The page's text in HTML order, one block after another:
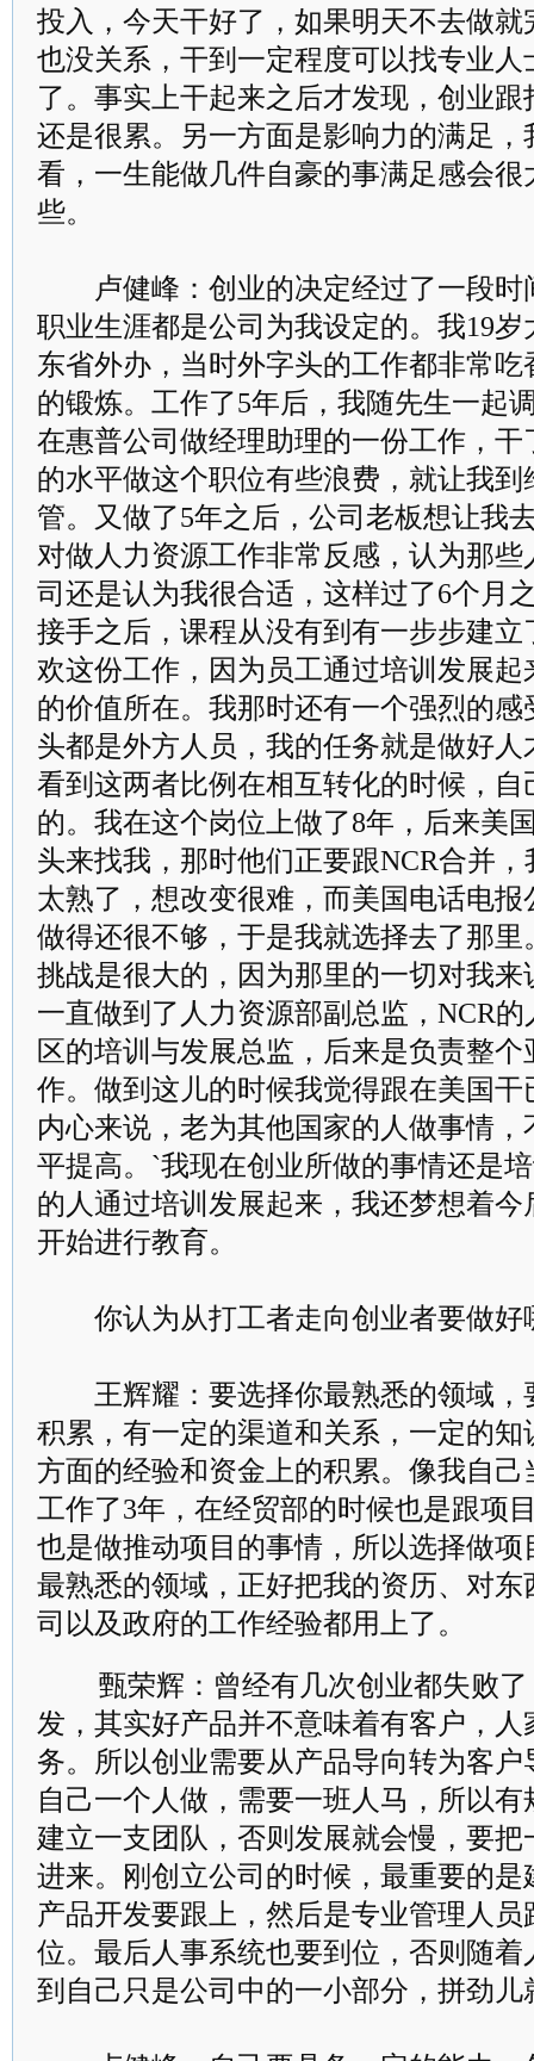
投入，今天干好了，如果明天不去做
也没关系，干到一定程度可以找专业
了。事实上干起来之后才发现，创业
还是很累。另一方面是影响力的满足
看，一生能做几件自豪的事满足感会
些。
卢健峰：创业的决定经过了一段时
职业生涯都是公司为我设定的。我19
东省外办，当时外字头的工作都非常
的锻炼。工作了5年后，我随先生一起
在惠普公司做经理助理的一份工作，
的水平做这个职位有些浪费，就让我
管。又做了5年之后，公司老板想让我
对做人力资源工作非常反感，认为那
司还是认为我很合适，这样过了6个月
接手之后，课程从没有到有一步步建
欢这份工作，因为员工通过培训发展
的价值所在。我那时还有一个强烈的
头都是外方人员，我的任务就是做好
看到这两者比例在相互转化的时候，
的。我在这个岗位上做了8年，后来美
头来找我，那时他们正要跟NCR合并
太熟了，想改变很难，而美国电话电
做得还很不够，于是我就选择去了那
挑战是很大的，因为那里的一切对我
一直做到了人力资源部副总监，NCR
区的培训与发展总监，后来是负责整
作。做到这儿的时候我觉得跟在美国
内心来说，老为其他国家的人做事情
平提高。`我现在创业所做的事情还是
的人通过培训发展起来，我还梦想着
开始进行教育。
你认为从打工者走向创业者要做好
王辉耀：要选择你最熟悉的领域，
积累，有一定的渠道和关系，一定的
方面的经验和资金上的积累。像我自
工作了3年，在经贸部的时候也是跟项
也是做推动项目的事情，所以选择做
最熟悉的领域，正好把我的资历、对
司以及政府的工作经验都用上了。
甄荣辉：曾经有几次创业都失败
发，其实好产品并不意味着有客户，
务。所以创业需要从产品导向转为客
自己一个人做，需要一班人马，所以
建立一支团队，否则发展就会慢，要
进来。刚创立公司的时候，最重要的
产品开发要跟上，然后是专业管理人
位。最后人事系统也要到位，否则随
到自己只是公司中的一小部分，拼劲儿